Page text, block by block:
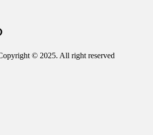
© 2025. All right reserved